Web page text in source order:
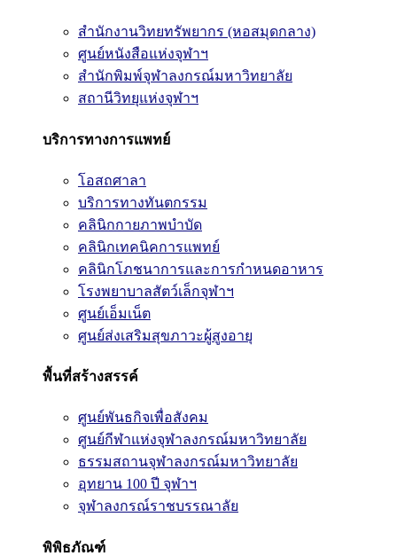
สำนักงานวิทยทรัพยากร (หอสมุดกลาง)
ศูนย์หนังสือแห่งจุฬาฯ
สำนักพิมพ์จุฬาลงกรณ์มหาวิทยาลัย
สถานีวิทยุแห่งจุฬาฯ
บริการทางการแพทย์
โอสถศาลา
บริการทางทันตกรรม
คลินิกกายภาพบำบัด
คลินิกเทคนิคการแพทย์
คลินิกโภชนาการและการกำหนดอาหาร
โรงพยาบาลสัตว์เล็กจุฬาฯ
ศูนย์เอ็มเน็ต
ศูนย์ส่งเสริมสุขภาวะผู้สูงอายุ
พื้นที่สร้างสรรค์
ศูนย์พันธกิจเพื่อสังคม
ศูนย์กีฬาแห่งจุฬาลงกรณ์มหาวิทยาลัย
ธรรมสถานจุฬาลงกรณ์มหาวิทยาลัย
อุทยาน 100 ปี จุฬาฯ
จุฬาลงกรณ์ราชบรรณาลัย
พิพิธภัณฑ์